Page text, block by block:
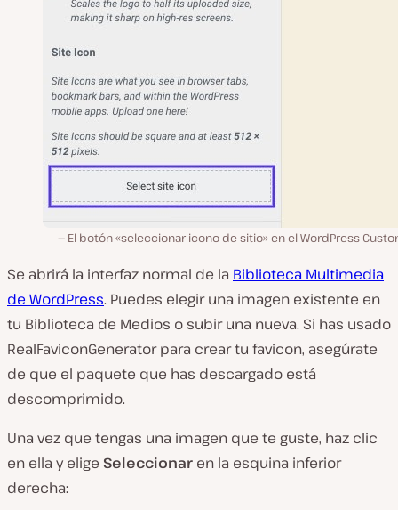
El botón «seleccionar icono de sitio» en el WordPress
Se abrirá la interfaz normal de la Biblioteca Multimedia
de WordPress. Puedes elegir una imagen existente en
tu Biblioteca de Medios o subir una nueva. Si has usado
RealFaviconGenerator para crear tu favicon, asegúrate
de que el paquete que has descargado está
descomprimido.
Una vez que tengas una imagen que te guste, haz clic
en ella y elige Seleccionar en la esquina inferior
derecha: